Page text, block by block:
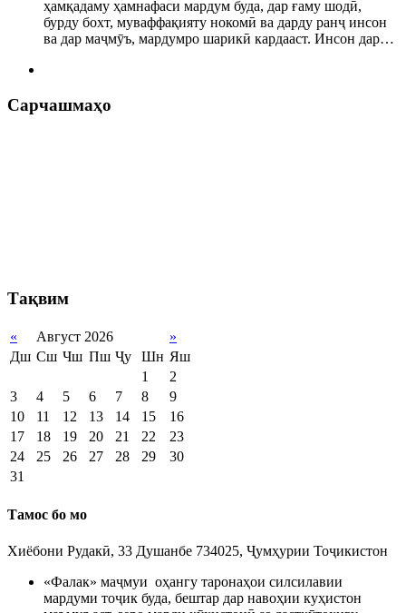
ҳамқадаму ҳамнафаси мардум буда, дар ғаму шодӣ,
бурду бохт, муваффақияту нокомӣ ва дарду ранҷ инсон
ва дар маҷмӯъ, мардумро шарикӣ кардааст. Инсон дар…
Сарчашмаҳо
Тақвим
« Август 2026
»
Дш Сш Чш Пш Ҷу Шн Яш
1
2
3
4 5 6 7 8
9
10
11 12 13 14 15
16
17
18 19 20 21 22
23
24
25 26 27 28 29
30
31
Тамос бо мо
Хиёбони Рудакӣ, 33 Душанбе 734025, Ҷумҳурии Тоҷикистон
«Фалак» маҷмуи оҳангу таронаҳои силсилавии
мардуми тоҷик буда, бештар дар навоҳии куҳистон